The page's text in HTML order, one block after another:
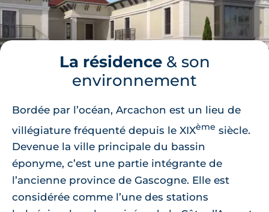
La résidence& son
environnement
Bordée par l’océan, Arcachon est un lieu de
villégiature fréquenté depuis le XIXème siècle.
Devenue la ville principale du bassin
éponyme, c’est une partie intégrante de
l’ancienne province de Gascogne. Elle est
considérée comme l’une des stations